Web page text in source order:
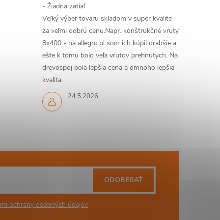
24.5.2026
- Žiadna zatiaľ
Veľký výber tovaru skladom v super kvalite
za veľmi dobrú cenu.Napr. konštrukčné vruty
8x400 - na allegro.pl som ich kúpil drahšie a
ešte k tomu bolo veľa vrutov prehnutych. Na
drevospoj bola lepšia cena a omnoho lepšia
kvalita.
ochrany osobných údajov
ODOBERAŤ